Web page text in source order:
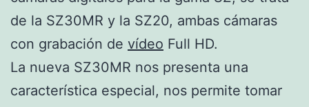
de la SZ30MR y la SZ20, ambas cámaras
con grabación de vídeo Full HD.
La nueva SZ30MR nos presenta una
característica especial, nos permite tomar